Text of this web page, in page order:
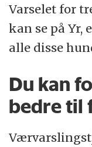
Varselet for
kan se på Yr,
alle disse
Du kan
bedre til